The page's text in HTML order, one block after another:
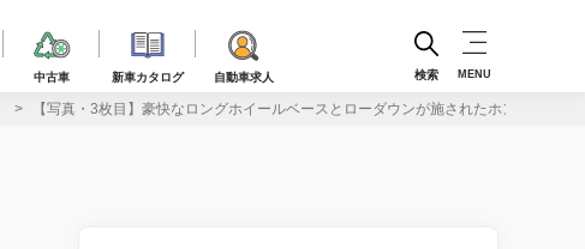
中古車 新車カタログ 自動車求人 検索 MENU
【写真・3枚目】豪快なロングホイールベースとローダウンが施されたホンダ・スク